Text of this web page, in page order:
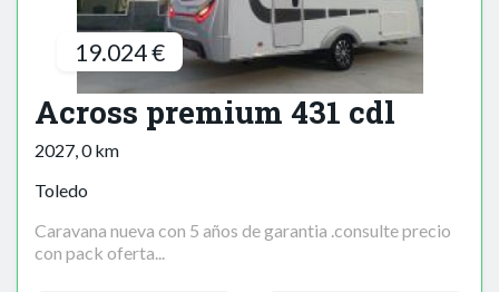
19.024 €
Across premium 431 cdl
2027, 0 km
Toledo
Caravana nueva con 5 años de garantia .consulte precio
con pack oferta...